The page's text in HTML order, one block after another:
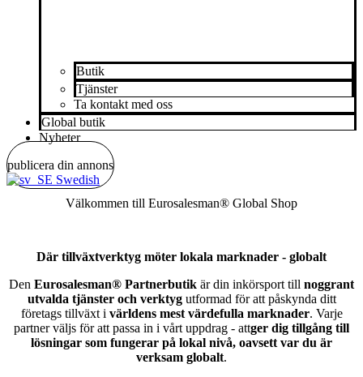
Butik
Tjänster
Ta kontakt med oss
Global butik
Nyheter
publicera din annons
Swedish
Välkommen till Eurosalesman® Global Shop
Där tillväxtverktyg möter lokala marknader - globalt
Den Eurosalesman® Partnerbutik är din inkörsport till noggrant
utvalda tjänster och verktygutformad för att påskynda ditt
företags tillväxt i världens mest värdefulla marknader. Varje
partner väljs för att passa in i vårt uppdrag - attger dig tillgång till
lösningar som fungerar på lokal nivå, oavsett var du är
verksam globalt.